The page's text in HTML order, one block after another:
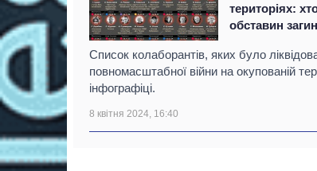
територіях:
обставин
Список колаборантів, яких було
повномасштабної війни на окупованій
інфографіці.
8 квітня 2024, 16:40